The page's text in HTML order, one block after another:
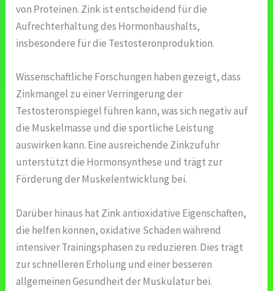
von Proteinen. Zink ist entscheidend für die
Aufrechterhaltung des Hormonhaushalts,
insbesondere für die Testosteronproduktion.
Wissenschaftliche Forschungen haben gezeigt, dass
Zinkmangel zu einer Verringerung der
Testosteronspiegel führen kann, was sich negativ auf
die Muskelmasse und die sportliche Leistung
auswirken kann. Eine ausreichende Zinkzufuhr
unterstützt die Hormonsynthese und trägt zur
Förderung der Muskelentwicklung bei.
Darüber hinaus hat Zink antioxidative Eigenschaften,
die helfen können, oxidative Schäden während
intensiver Trainingsphasen zu reduzieren. Dies trägt
zur schnelleren Erholung und einer besseren
allgemeinen Gesundheit der Muskulatur bei.